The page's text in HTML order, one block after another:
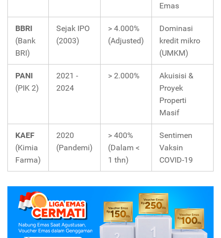
Emas
BBRI
(Bank
BRI)
Sejak IPO
(2003)
> 4.000%
(Adjusted)
Dominasi
kredit mikro
(UMKM)
PANI
(PIK 2)
2021 -
2024
> 2.000%
Akuisisi &
Proyek
Properti
Masif
KAEF
(Kimia
Farma)
2020
(Pandemi)
> 400%
(Dalam <
1 thn)
Sentimen
Vaksin
COVID-19